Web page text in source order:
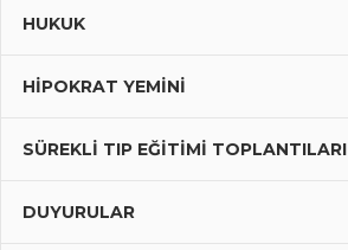
HUKUK
HIPOKRAT YEMINI
SÜREKLI TIP EĞITIMI TOPLANTILARI
DUYURULAR